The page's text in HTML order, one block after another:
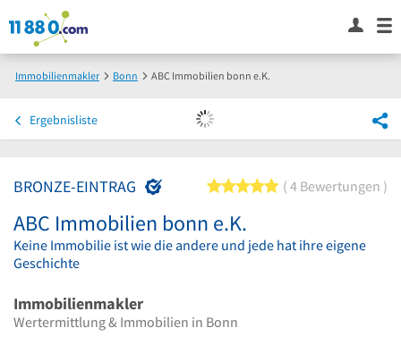
Immobilienmakler Bonn ABC Immobilien bonn e.K.
Ergebnisliste
BRONZE-EINTRAG 5 von 5 Sternen
4 Bewertungen
ABC Immobilien bonn e.K.
Keine Immobilie ist wie die andere und jede hat ihre eigene
Geschichte
Immobilienmakler
Wertermittlung & Immobilien in Bonn